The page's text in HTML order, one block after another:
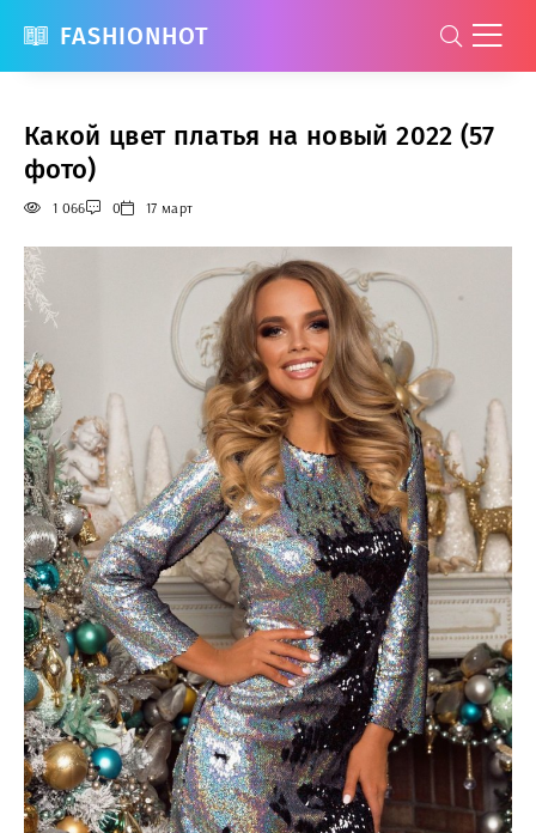
FASHIONHOT
Какой цвет платья на новый 2022 (57
фото)
1 066 0 17 март